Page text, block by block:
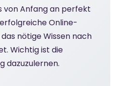
von Anfang an perfekt
Online-
nötige Wissen nach
Wichtig ist die
dazuzulernen.